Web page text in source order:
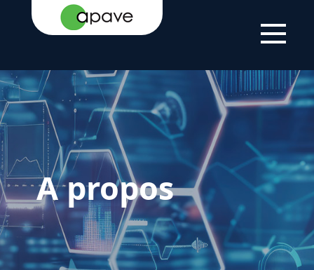
LSTI A PROPOS
A propos